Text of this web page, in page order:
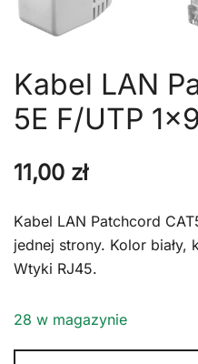
Kabel LAN
5E F/UTP
11,00 zł
Kabel LAN Patchcord
jednej strony. Kolor biały,
Wtyki RJ45.
28 w magazynie